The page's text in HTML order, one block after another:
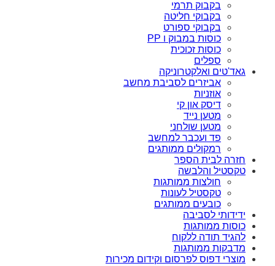
בקבוק תרמי
בקבוקי חליטה
בקבוקי ספורט
כוסות במבוק ו PP
כוסות זכוכית
ספלים
גאד'טים ואלקטרוניקה
אביזרים לסביבת מחשב
אוזניות
דיסק און קי
מטען נייד
מטען שולחני
פד ועכבר למחשב
רמקולים ממותגים
חזרה לבית הספר
טקסטיל והלבשה
חולצות ממותגות
טקסטיל לעונות
כובעים ממותגים
ידידותי לסביבה
כוסות ממותגות
להגיד תודה ללקוח
מדבקות ממותגות
מוצרי דפוס לפרסום וקידום מכירות